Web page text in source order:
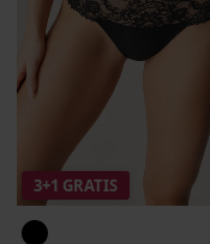
3+1 GRATIS